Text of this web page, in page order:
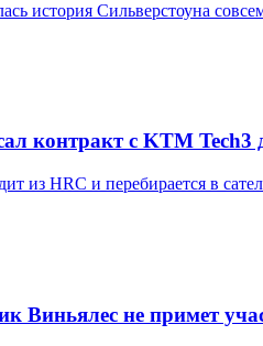
история Сильверстоуна
контракт с KTM Tech3
из HRC и перебирается в
Виньялес не примет